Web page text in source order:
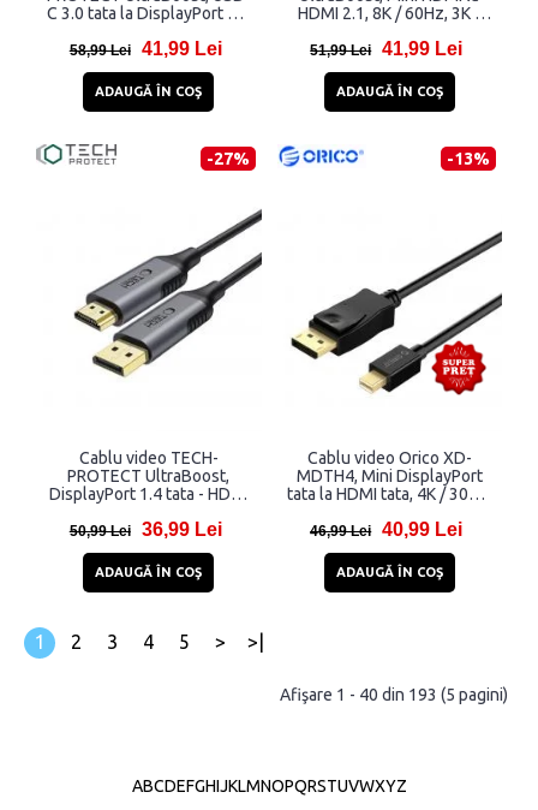
C 3.0 tata la DisplayPort 1.4
58,99 Lei 41,99 Lei
ADAUGĂ ÎN COŞ
HDMI 2.1, 8K / 60Hz, 3K /
51,99 Lei 41,99 Lei
ADAUGĂ ÎN COŞ
-27%
Cablu video TECH-
PROTECT UltraBoost,
DisplayPort 1.4 tata - HDMI
Negru
50,99 Lei 36,99 Lei
ADAUGĂ ÎN COŞ
-13%
Cablu video Orico XD-
MDTH4, Mini DisplayPort
tata la HDMI tata, 4K / 30Hz,
46,99 Lei 40,99 Lei
ADAUGĂ ÎN COŞ
1 2 3 4 5 > >|
Afişare 1 - 40 din 193 (5 pagini)
ABCDEFGHIJKLMNOPQRSTUVWXYZ